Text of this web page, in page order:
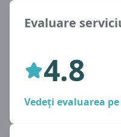
Evaluare
4.8
Vedeți evaluarea